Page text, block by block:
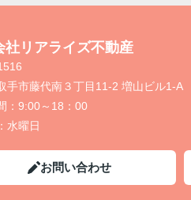
社リアライズ不動産
手市藤代南３丁目11-2 増山ビル1-A
： 9:00～18：00
水曜日
お問い合わせ